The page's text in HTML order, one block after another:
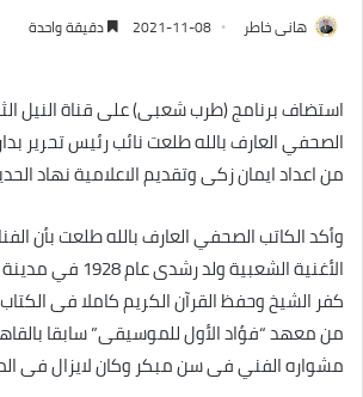
هانى خاطر 2021-11-08 دقيقة واحدة
استضاف برنامج (طرب شعبى) على قناة النيل
الصحفي العارف بالله طلعت نائب رئيس تحرير بدار
من اعداد ايمان زكى وتقديم الاعلامية نهاد
وأكد الكاتب الصحفي العارف بالله طلعت بأن
الأغنية الشعبية
كفر الشيخ وحفظ القرآن الكريم كاملا فى
مشواره الفني فى سن مبكر وكان لايزال فى